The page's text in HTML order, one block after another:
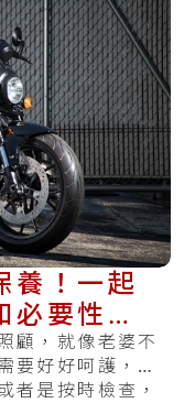
養！一起
必要性，
顧，就像老婆不
要好好呵護，才
者是按時檢查，